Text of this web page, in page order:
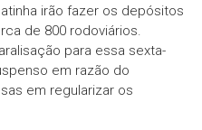
irão fazer os depósitos
de 800 rodoviários.
para essa sexta-
em razão do
em regularizar os